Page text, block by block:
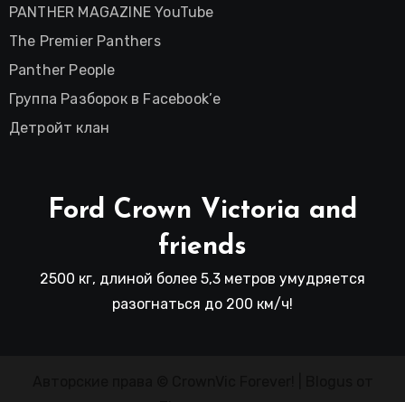
PANTHER MAGAZINE YouTube
The Premier Panthers
Panther People
Группа Разборок в Facebook’е
Детройт клан
Ford Crown Victoria and
friends
2500 кг, длиной более 5,3 метров умудряется
разогнаться до 200 км/ч!